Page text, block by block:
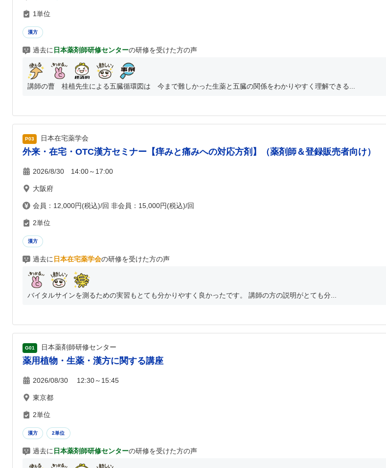
1単位
漢方
過去に 日本薬剤師研修センターの研修を受けた方の声
講師の曹 桂植先生による五臓循環図は 今まで難しかった生薬と五臓の関係をわかりやすく理解できる...
P03 日本在宅薬学会
外来・在宅・OTC漢方セミナー【痒みと痛みへの対応方剤】（薬剤師＆登録販売者向け）
2026/8/30 14:00～17:00
大阪府
会員：12,000円(税込)/回 非会員：15,000円(税込)/回
2単位
漢方
過去に 日本在宅薬学会の研修を受けた方の声
バイタルサインを測るための実習もとても分かりやすく良かったです。 講師の方の説明がとても分...
G01 日本薬剤師研修センター
薬用植物・生薬・漢方に関する講座
2026/08/30 12:30～15:45
東京都
2単位
漢方 2単位
過去に 日本薬剤師研修センターの研修を受けた方の声